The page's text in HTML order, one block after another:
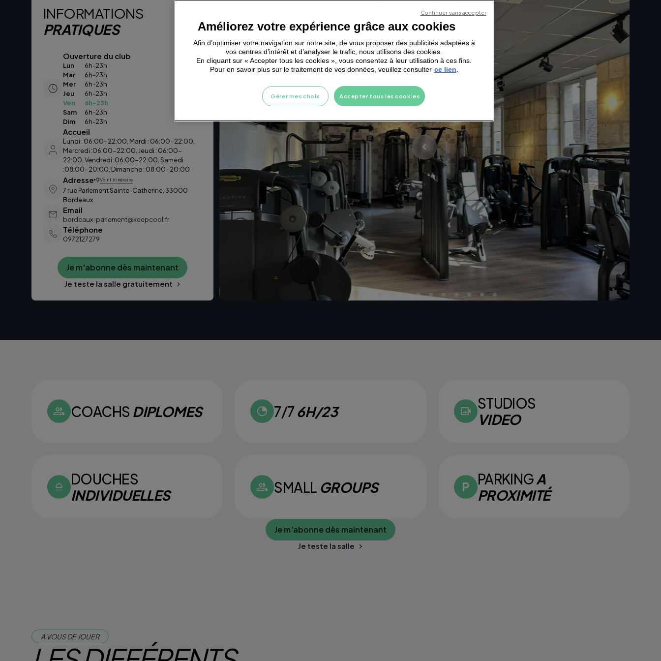
INFORMATIONS
PRATIQUES
Ouverture du club
Lun
6h-23h
Mar
6h-23h
Mer
6h-23h
Jeu
6h-23h
Ven
6h-23h
Sam
6h-23h
Dim
6h-23h
Accueil
Lundi : 06:00-22:00, Mardi : 06:00-22:00,
Mercredi :06:00-22:00, Jeudi : 06:00-
22:00, Vendredi :06:00-22:00, Samedi
:08:00-20:00, Dimanche : 08:00-20:00
Adresse Voir l’itinéraire
7 rue Parlement Sainte-Catherine, 33000
Bordeaux
Email
bordeaux-parlement@keepcool.fr
Téléphone
0972127279
Je m'abonne dès maintenant
Je teste la salle gratuitement
COACHS DIPLOMES 7/7 6H/23
STUDIOS
VIDEO
DOUCHES
INDIVIDUELLES
SMALL GROUPS PARKINGA
PROXIMITÉ
Je m'abonne dès maintenant
Je teste la salle
A VOUS DE JOUER
Améliorez votre expérience grâce aux cookies
Afin d’optimiser votre navigation sur notre site, de vous proposer des publicités adaptées à
vos centres d’intérêt et d’analyser le trafic, nous utilisons des cookies.
En cliquant sur « Accepter tous les cookies », vous consentez à leur utilisation à ces fins.
Pour en savoir plus sur le traitement de vos données, veuillez consulter ce lien
Accepter tous les cookies
Gérer mes choix
Continuer sans accepter